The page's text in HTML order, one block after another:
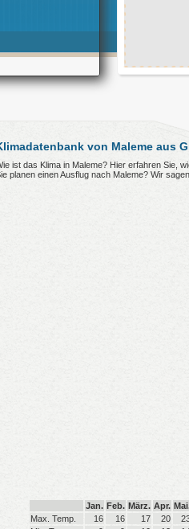
von Maleme aus
ist das Klima in Maleme? Hier erfahren Sie,
planen einen Ausflug nach Maleme? Wir
Jan. Feb. März. Apr.
Max. Temp.
16 16 17 20